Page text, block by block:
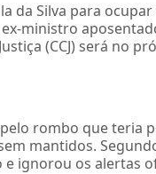
da Silva para
ministro
(CCJ) será no
rombo que teria
mantidos.
ignorou os alertas